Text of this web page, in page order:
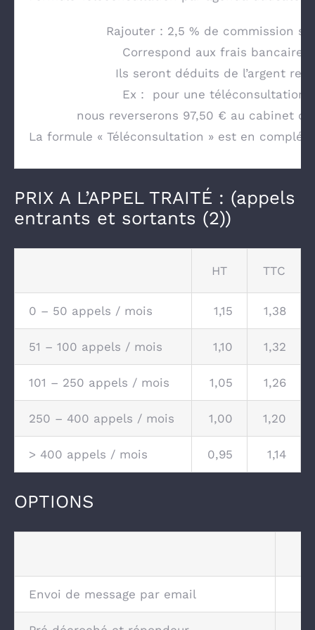
Rajouter : 2,5 % de commission
Correspond aux frais
Ils seront déduits de l’argent
Ex : pour une téléconsultation
nous reverserons 97,50 € au cabinet
La formule « Téléconsultation » est en
PRIX A L’APPEL TRAITÉ : (appels
entrants et sortants (2))
HT TTC
0 – 50 appels / mois 1,15 1,38
51 – 100 appels / mois 1,10 1,32
101 – 250 appels / mois 1,05 1,26
250 – 400 appels / mois 1,00 1,20
> 400 appels / mois 0,95 1,14
OPTIONS
Envoi de message par email